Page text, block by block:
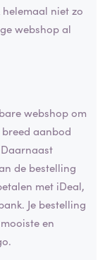
niet zo
webshop al
webshop om
breed aanbod
de bestelling
met iDeal,
Je bestelling
en